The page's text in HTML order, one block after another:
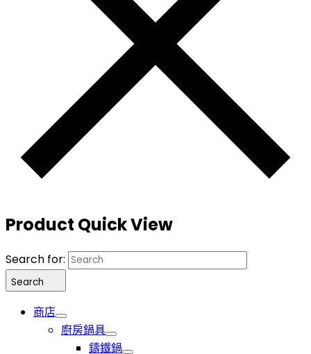
Product Quick View
Search for:
Search
商店
廚房鍋具
鑄鐵鍋